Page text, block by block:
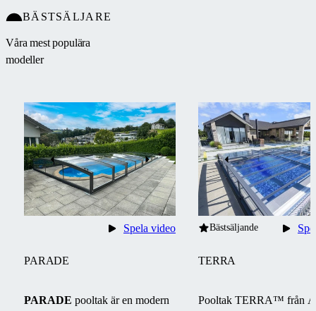
BÄSTSÄLJARE
Våra mest populära
modeller
PARADE
PARADE pooltak är en modern
Spela video Bästsäljande
TERRA
Pooltak TERRA™ från